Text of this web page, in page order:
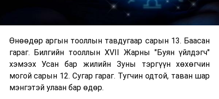
Өнөөдөр аргын тооллын тавдугаар сарын 13. Баасан
гараг. Билгийн тооллын XVII Жарны "Буян үйлдэгч"
хэмээх Усан бар жилийн Зуны тэргүүн хөхөгчин
могой сарын 12. Сугар гараг. Тугчин одтой, таван шар
мэнгэтэй улаан бар өдөр.